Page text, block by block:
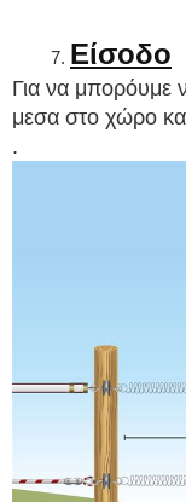
Είσοδο
Για να μπορόυμε
μεσα στο χώρο
.